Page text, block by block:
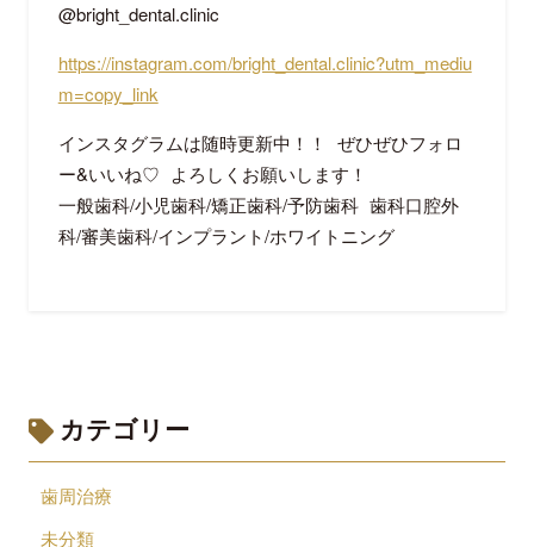
@bright_dental.clinic
https://instagram.com/bright_dental.clinic?utm_mediu
m=copy_link
インスタグラムは随時更新中！！ ぜひぜひフォロ
ー&いいね♡ よろしくお願いします！
一般歯科/小児歯科/矯正歯科/予防歯科 歯科口腔外
科/審美歯科/インプラント/ホワイトニング
カテゴリー
歯周治療
未分類